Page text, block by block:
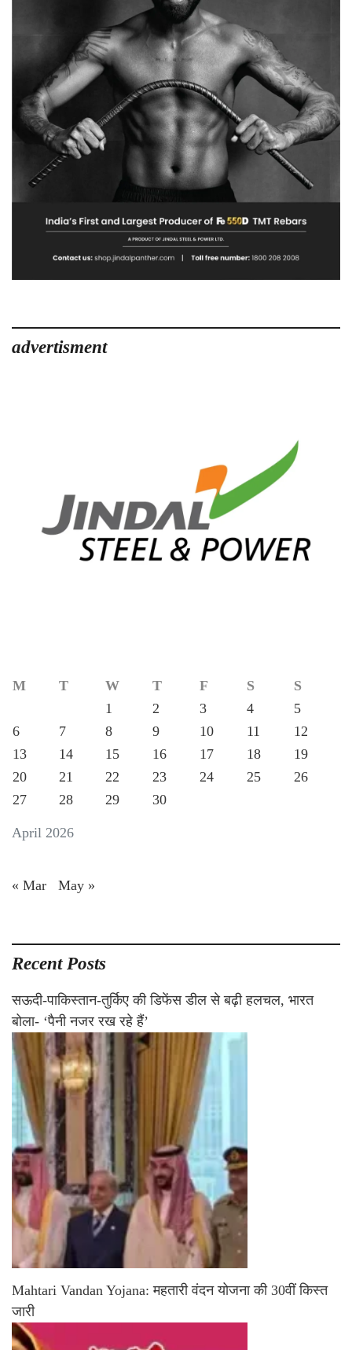
advertisment
April 2026
M T W T F S
S
1
2 3 4
5
6
7 8 9 10 11
12
13
14 15 16 17 18
19
20
21 22 23 24 25
26
27
28 29 30
« Mar May »
Recent Posts
सऊदी-पाकिस्तान-तुर्किए की डिफेंस डील से बढ़ी हलचल, भारत
बोला- ‘पैनी नजर रख रहे हैं’
Mahtari Vandan Yojana: महतारी वंदन योजना की 30वीं किस्त
जारी